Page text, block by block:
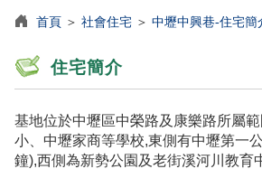
首頁 ＞ 社會住宅 ＞ 中壢中興巷-住宅簡
住宅簡介
基地位於中壢區中榮路及康樂路所屬
小、中壢家商等學校,東側有中壢第一
鐘),西側為新勢公園及老街溪河川教育